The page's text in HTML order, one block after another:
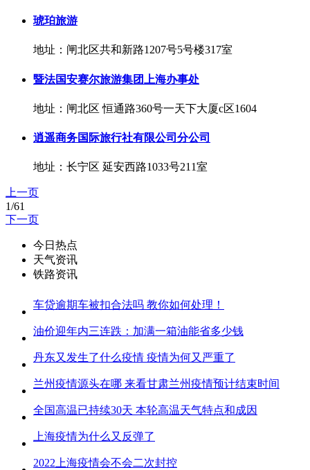
琥珀旅游
地址：闸北区共和新路1207号5号楼317室
暨法国安赛尔旅游集团上海办事处
地址：闸北区 恒通路360号一天下大厦c区1604
逍遥商务国际旅行社有限公司分公司
地址：长宁区 延安西路1033号211室
上一页
1/61
下一页
今日热点
天气资讯
铁路资讯
车贷逾期车被扣合法吗 教你如何处理！
油价迎年内三连跌：加满一箱油能省多少钱
丹东又发生了什么疫情 疫情为何又严重了
兰州疫情源头在哪 来看甘肃兰州疫情预计结束时间
全国高温已持续30天 本轮高温天气特点和成因
上海疫情为什么又反弹了
2022上海疫情会不会二次封控